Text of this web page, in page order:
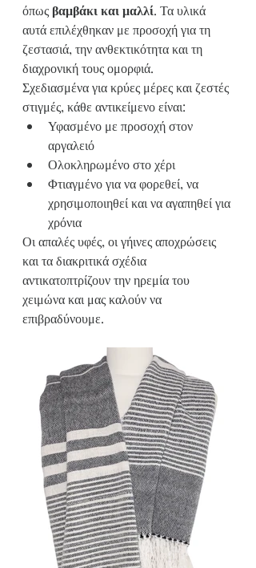
όπως βαμβάκι και μαλλί. Τα υλικά
αυτά επιλέχθηκαν με προσοχή για τη
ζεστασιά, την ανθεκτικότητα και τη
διαχρονική τους ομορφιά.
Σχεδιασμένα για κρύες μέρες και ζεστές
στιγμές, κάθε αντικείμενο είναι:
Υφασμένο με προσοχή στον
αργαλειό
Ολοκληρωμένο στο χέρι
Φτιαγμένο για να φορεθεί, να
χρησιμοποιηθεί και να αγαπηθεί για
χρόνια
Οι απαλές υφές, οι γήινες αποχρώσεις
και τα διακριτικά σχέδια
αντικατοπτρίζουν την ηρεμία του
χειμώνα και μας καλούν να
επιβραδύνουμε.